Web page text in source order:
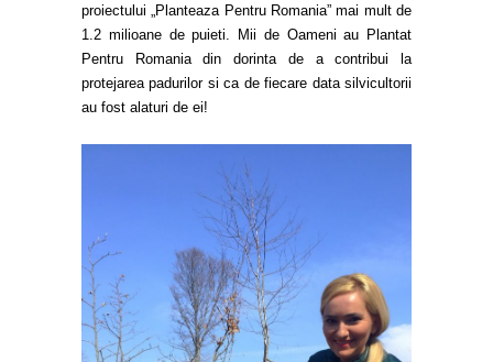
proiectului „Planteaza Pentru Romania” mai mult de
1.2 milioane de puieti. Mii de Oameni au Plantat
Pentru Romania din dorinta de a contribui la
protejarea padurilor si ca de fiecare data silvicultorii
au fost alaturi de ei!